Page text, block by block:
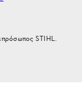
STIHL.